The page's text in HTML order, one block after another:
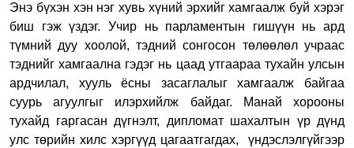
Энэ бүхэн хэн нэг хувь хүний эрхийг хамгаалж буй хэрэг
биш гэж үздэг. Учир нь парламентын гишүүн нь ард
түмний дуу хоолой, тэдний сонгосон төлөөлөл учраас
тэднийг хамгаална гэдэг нь цаад утгаараа тухайн улсын
ардчилал, хууль ёсны засаглалыг хамгаалж байгаа
суурь агуулгыг илэрхийлж байдаг. Манай хорооны
тухайд гаргасан дүгнэлт, дипломат шахалтын үр дүнд
улс төрийн хилс хэргүүд цагаатгагдах, үндэслэлгүйгээр